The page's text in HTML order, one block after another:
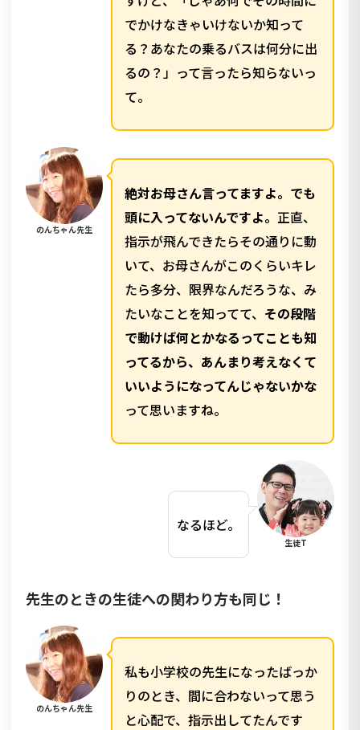
でかけなきゃいけないか知って
る？あなたの乗るバスは何分に出
るの？」って言ったら知らないっ
て。
のんちゃん先生
絶対お母さん言ってますよ。でも
頭に入ってないんですよ。 正直、
指示が飛んできたらその通りに動
いて、お母さんがこのくらいキレ
たら多分、限界なんだろうな、み
たいなことを知ってて、 その段階
で動けば何とかなるってことも知
ってるから、あんまり考えなくて
いいようになってんじゃないかな
って思いますね。
なるほど。
生徒T
先生のときの生徒への関わり方も同じ！
のんちゃん先生
私も小学校の先生になったばっか
りのとき、間に合わないって思う
と心配で、指示出してたんです